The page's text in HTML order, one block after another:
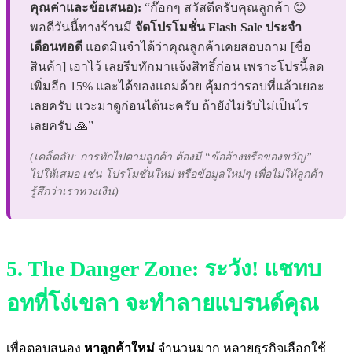
คุณค่าและข้อเสนอ): “ก๊อกๆ สวัสดีครับคุณลูกค้า 😊
พอดีวันนี้ทางร้านมี จัดโปรโมชั่น Flash Sale ประจำ
เดือนพอดี แอดมินจำได้ว่าคุณลูกค้าเคยสอบถาม [ชื่อ
สินค้า] เอาไว้ เลยรีบทักมาแจ้งสิทธิ์ก่อน เพราะโปรนี้ลด
เพิ่มอีก 15% และได้ของแถมด้วย คุ้มกว่ารอบที่แล้วเยอะ
เลยครับ แวะมาดูก่อนได้นะครับ ถ้ายังไม่รับไม่เป็นไร
เลยครับ 🙏”
(เคล็ดลับ: การทักไปตามลูกค้า ต้องมี “ข้ออ้างหรือของขวัญ”
ไปให้เสมอ เช่น โปรโมชั่นใหม่ หรือข้อมูลใหม่ๆ เพื่อไม่ให้ลูกค้า
รู้สึกว่าเราทวงเงิน)
5. The Danger Zone: ระวัง! แชทบ
อทที่โง่เขลา จะทำลายแบรนด์คุณ
เพื่อตอบสนอง หาลูกค้าใหม่ จำนวนมาก หลายธุรกิจเลือกใช้